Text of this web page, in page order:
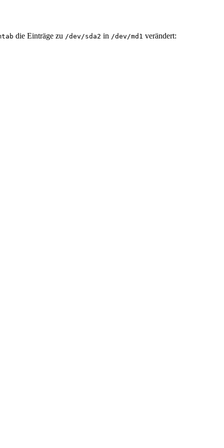
die Einträge zu /dev/sda2 in /dev/md1 verändert: